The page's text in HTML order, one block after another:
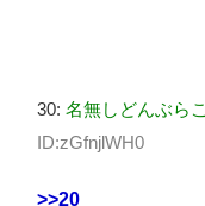
30: 名無しどんぶらこ
ID:zGfnjlWH0
>>20